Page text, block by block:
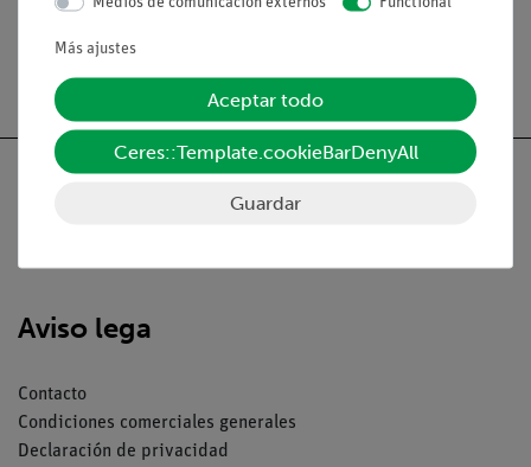
Aviso lega
Contacto
Condiciones comerciales generales
Declaración de privacidad
Más ajustes
Aceptar todo
Ceres::Template.cookieBarDenyAll
Guardar